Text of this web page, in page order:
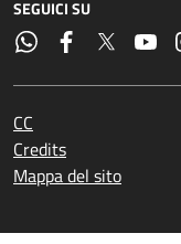
SEGUICI SU
CC
Credits
Mappa del sito